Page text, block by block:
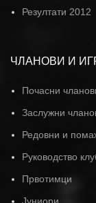
Резултати 2012
ЧЛАНОВИ И
Почасни
Заслужни
Редовни и
Руководство
Првотимци
Јуниори